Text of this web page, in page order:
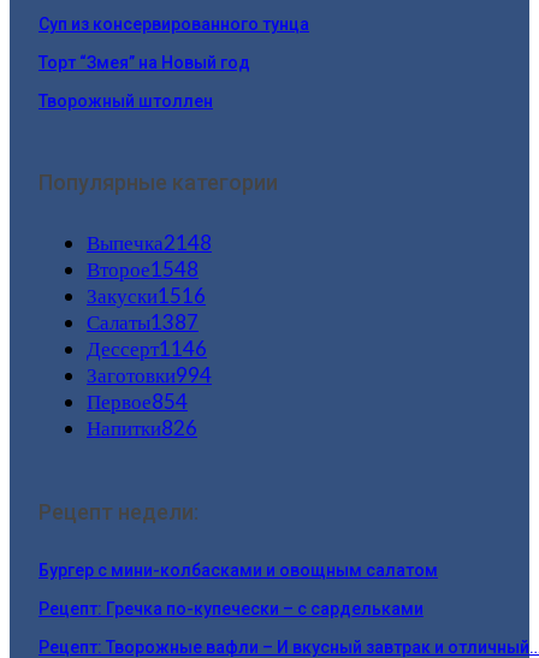
Суп из консервированного тунца
Торт “Змея” на Новый год
Творожный штоллен
Популярные категории
Выпечка2148
Второе1548
Закуски1516
Салаты1387
Дессерт1146
Заготовки994
Первое854
Напитки826
Рецепт недели:
Бургер с мини-колбасками и овощным салатом
Рецепт: Гречка по-купечески – с сардельками
Рецепт: Творожные вафли – И вкусный завтрак и